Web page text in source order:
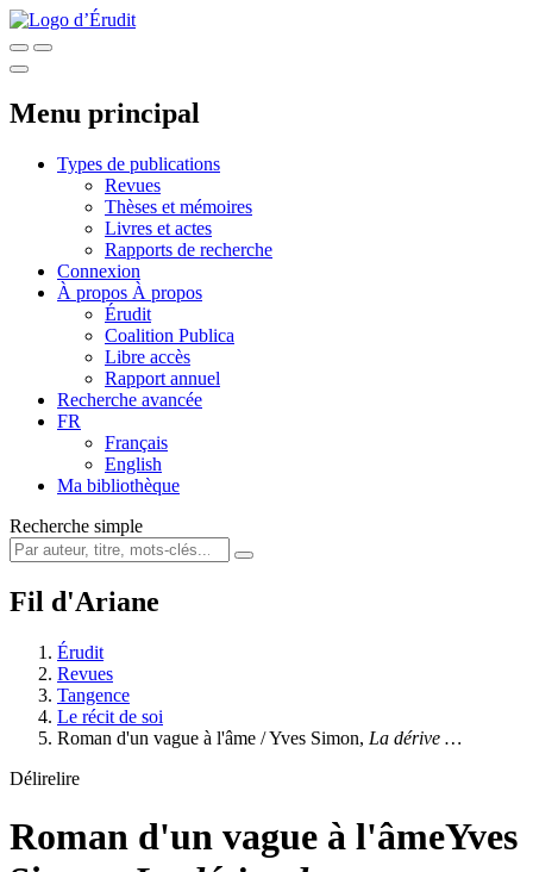
Menu principal
Types de publications
Revues
Thèses et mémoires
Livres et actes
Rapports de recherche
Connexion
À propos À propos
Érudit
Coalition Publica
Libre accès
Rapport annuel
Recherche avancée
FR
Français
English
Ma bibliothèque
Recherche simple
Fil d'Ariane
Érudit
Revues
Tangence
Le récit de soi
Roman d'un vague à l'âme / Yves Simon, La dérive …
Délirelire
Roman d'un vague à l'âmeYves